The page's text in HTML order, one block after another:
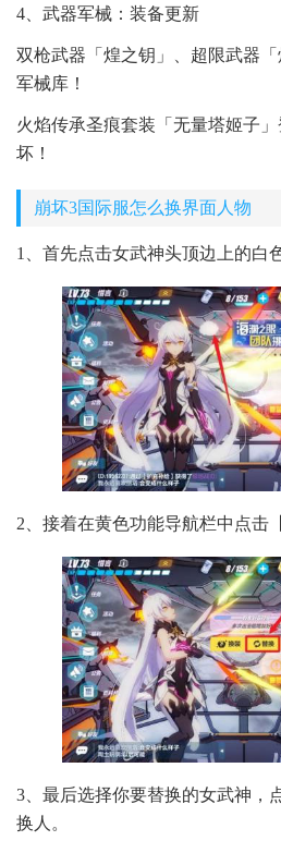
4、武器军械：装备更新
双枪武器「煌之钥」、超限武器
军械库！
火焰传承圣痕套装「无量塔姬子
坏！
崩坏3国际服怎么换界面人物
1、首先点击女武神头顶边上的白
2、接着在黄色功能导航栏中点击
3、最后选择你要替换的女武神，
换人。